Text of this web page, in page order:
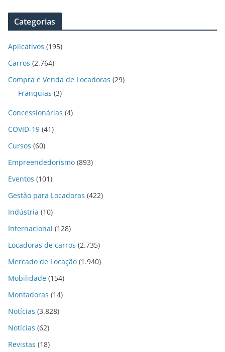
Categorias
Aplicativos (195)
Carros (2.764)
Compra e Venda de Locadoras (29)
Franquias (3)
Concessionárias (4)
COVID-19 (41)
Cursos (60)
Empreendedorismo (893)
Eventos (101)
Gestão para Locadoras (422)
Indústria (10)
Internacional (128)
Locadoras de carros (2.735)
Mercado de Locação (1.940)
Mobilidade (154)
Montadoras (14)
Notícias (3.828)
Notícias (62)
Revistas (18)